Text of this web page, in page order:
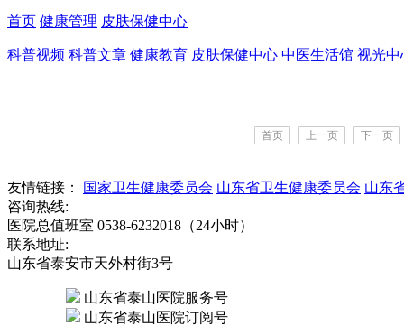
首页 健康管理 皮肤保健中心
科普视频 科普文章 健康教育 皮肤保健中心 中医生活馆 视光中
首页 上一页 下一页
友情链接： 国家卫生健康委员会 山东省卫生健康委员会 山东
咨询热线:
医院总值班室 0538-6232018（24小时）
联系地址:
山东省泰安市天外村街3号
山东省泰山医院服务号
山东省泰山医院订阅号